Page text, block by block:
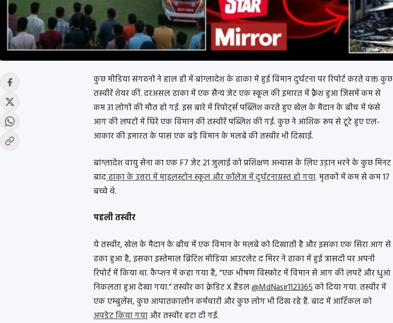
कुछ मीडिया संगठनों ने हाल ही में बांग्लादेश के ढाका में हुई विमान दुर्घटना पर रिपोर्ट करते वक्त कुछ
तस्वीरें शेयर कीं. दरअसल ढाका में एक सैन्य जेट एक स्कूल की इमारत में क्रैश हुआ जिसमें कम से
कम 31 लोगों की मौत हो गई. इस बारे में रिपोर्ट्स पब्लिश करते हुए खेल के मैदान के बीच में फंसे
आग की लपटों में घिरे एक विमान की तस्वीरें पब्लिश की गई. कुछ ने आंशिक रूप से टूटे हुए एल-
आकार की इमारत के पास एक बड़े विमान के मलबे की तस्वीर भी दिखाई.
बांग्लादेश वायु सेना का एक F7 जेट 21 जुलाई को प्रशिक्षण अभ्यास के लिए उड़ान भरने के कुछ मिनट
बादढाका के उत्तरा में माइलस्टोन स्कूल और कॉलेज में दुर्घटनाग्रस्त हो गया. मृतकों में कम से कम 17
बच्चे थे.
पहली तस्वीर
ये तस्वीर, खेल के मैदान के बीच में एक विमान के मलबे को दिखाती है और इसका एक सिरा आग से
ढका हुआ है, इसका इस्तेमाल ब्रिटिश मीडिया आउटलेट द मिरर ने ढाका में हुई त्रासदी पर अपनी
रिपोर्ट में किया था. कैप्शन में कहा गया है, “एक भीषण विस्फ़ोट में विमान से आग की लपटें और धुआं
निकलता हुआ देखा गया.” तस्वीर का क्रेडिट X हैंडल@MdNasir1123365को दिया गया. तस्वीर में
एक एम्बुलेंस, कुछ आपातकालीन कर्मचारी और कुछ लोग भी दिख रहे हैं. बाद में आर्टिकल को
अपडेट किया गयाऔर तस्वीर हटा दी गई.